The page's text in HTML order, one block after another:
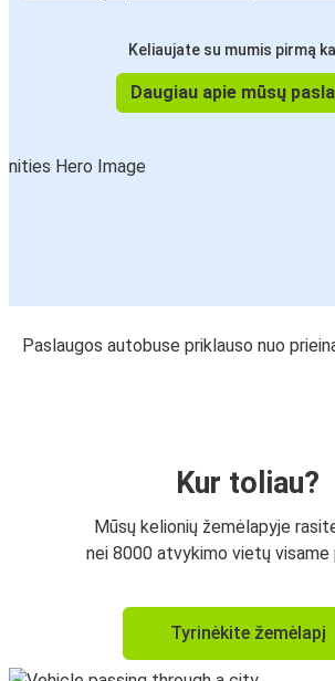
Keliaujate su mumis pirmą
Daugiau apie mūsų
Paslaugos autobuse priklauso nuo
Kur toliau?
Mūsų kelionių žemėlapyje
nei 8000 atvykimo vietų visame
Tyrinėkite žemėlapį